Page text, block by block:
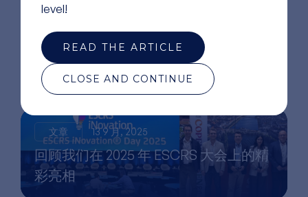
level!
READ THE ARTICLE
CLOSE AND CONTINUE
阅读 更多文章
文章 13 9 月, 2025
回顾我们在 2025 年 ESCRS 大会上的精
彩亮相